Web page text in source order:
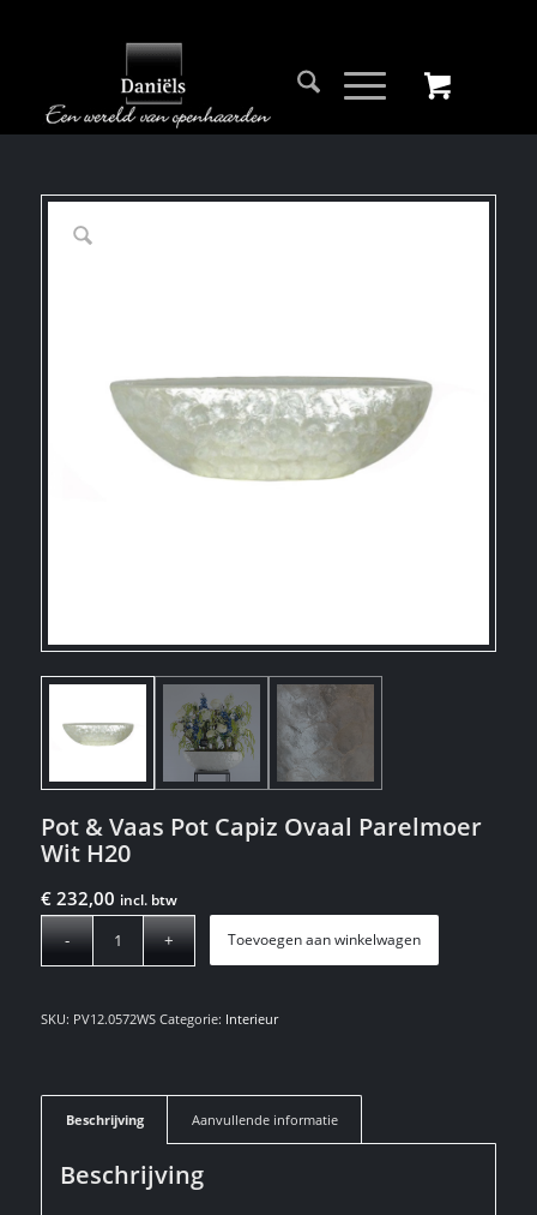
Pot & Vaas Pot Capiz Ovaal Parelmoer
Wit H20
€ 232,00 incl. btw
Toevoegen aan winkelwagen
SKU: PV12.0572WS Categorie: Interieur
Beschrijving Aanvullende informatie
Beschrijving